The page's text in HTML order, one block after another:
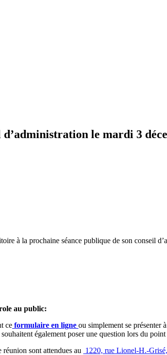
le mardi 3
à la prochaine séance publique de son conseil
au public:
ce formulaire en ligne ou simplement se présenter
également poser une question lors du
réunion sont attendues au 1220, rue Lionel-H.-